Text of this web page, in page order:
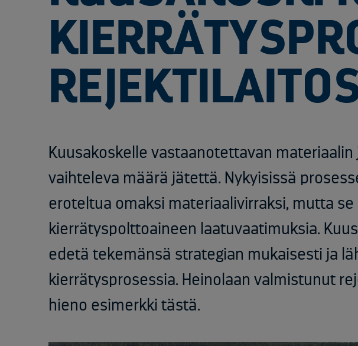
Kuusakoskelle vastaanotettavan materiaalin
vaihteleva määrä jätettä. Nykyisissä
eroteltua omaksi materiaalivirraksi, mutta
kierrätyspolttoaineen laatuvaatimuksia.
edetä tekemänsä strategian mukaisesti ja
kierrätysprosessia. Heinolaan valmistunut
hieno esimerkki tästä.